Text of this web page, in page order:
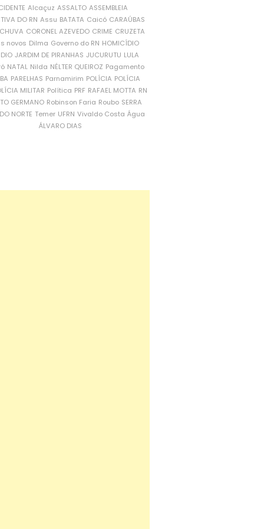
Alcaçuz ASSALTO ASSEMBLEIA
DO RN Assu BATATA Caicó CARAÚBAS
CORONEL AZEVEDO CRIME CRUZETA
novos Dilma Governo do RN HOMICÍDIO
JARDIM DE PIRANHAS JUCURUTU LULA
NATAL Nilda NÉLTER QUEIROZ Pagamento
PARELHAS Parnamirim POLÍCIA POLÍCIA
MILITAR Política PRF RAFAEL MOTTA RN
GERMANO Robinson Faria Roubo SERRA
NORTE Temer UFRN Vivaldo Costa Água
ÁLVARO DIAS